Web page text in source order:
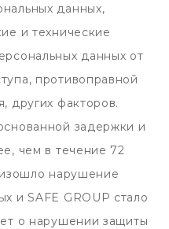
данных,
и технические
данных от
противоправной
других факторов.
задержки и
чем в течение 72
нарушение
и SAFE GROUP стало
о нарушении защиты